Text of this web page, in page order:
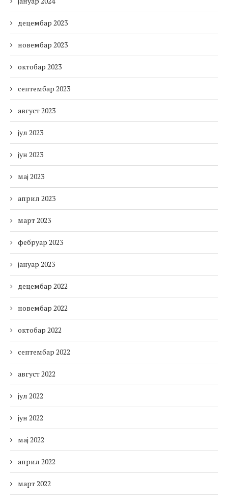
децембар 2023
новембар 2023
октобар 2023
септембар 2023
август 2023
јул 2023
јун 2023
мај 2023
април 2023
март 2023
фебруар 2023
јануар 2023
децембар 2022
новембар 2022
октобар 2022
септембар 2022
август 2022
јул 2022
јун 2022
мај 2022
април 2022
март 2022